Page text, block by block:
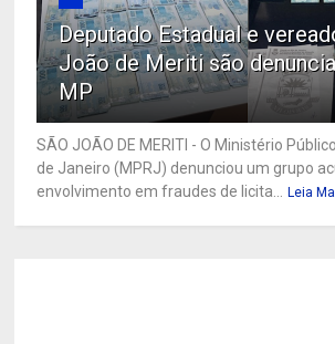
Deputado Estadual e
João de Meriti são
MP
SÃO JOÃO DE MERITI - O Ministério
de Janeiro (MPRJ) denunciou um grupo
envolvimento em fraudes de licita... Leia